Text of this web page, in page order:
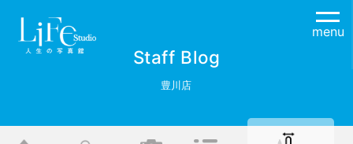
menu
Staff Blog
豊川店